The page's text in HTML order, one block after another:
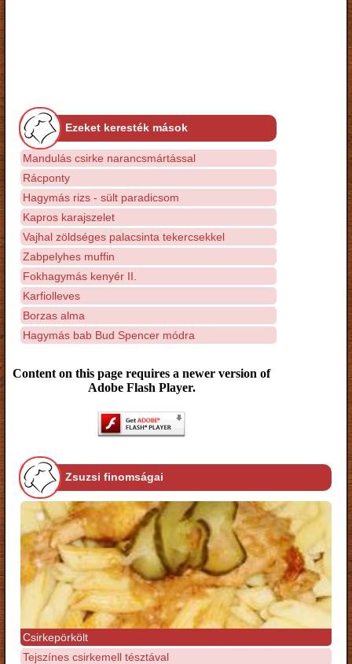
Ezeket keresték mások
Mandulás csirke narancsmártással
Rácponty
Hagymás rizs - sült paradicsom
Kapros karajszelet
Vajhal zöldséges palacsinta tekercsekkel
Zabpelyhes muffin
Fokhagymás kenyér II.
Karfiolleves
Borzas alma
Hagymás bab Bud Spencer módra
Content on this page requires a newer version of
Adobe Flash Player.
Zsuzsi finomságai
Csirkepörkölt
Tejszínes csirkemell tésztával